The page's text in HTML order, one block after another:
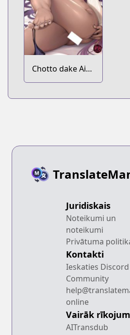
Chotto dake Ai
ga Omoi Dark Elf
Juridiskais
Noteikumi un
noteikumi
Privātuma
Kontakti
Ieskaties Discord
Community
online
Vairāk
AITransdub